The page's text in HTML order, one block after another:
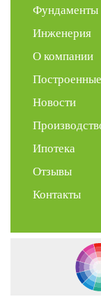
Фундаменты
Инженерия
О компании
Новости
Ипотека
Отзывы
Контакты